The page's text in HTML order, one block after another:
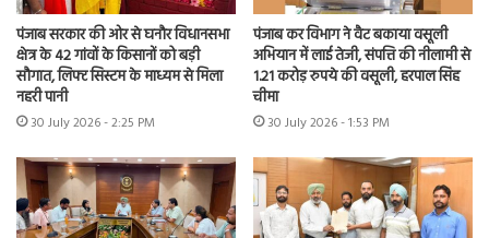
पंजाब सरकार की ओर से घनौर विधानसभा
क्षेत्र के 42 गांवों के किसानों को बड़ी
सौगात, लिफ्ट सिस्टम के माध्यम से मिला
नहरी पानी
30 July 2026 - 2:25 PM
पंजाब कर विभाग ने वैट बकाया वसूली
अभियान में लाई तेजी, संपत्ति की नीलामी से
1.21 करोड़ रुपये की वसूली, हरपाल सिंह
चीमा
30 July 2026 - 1:53 PM